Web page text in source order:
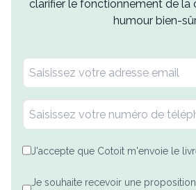
clarifier le fonctionnement de la
humour bien-
J'accepte que Cotoit m'envoie le
Je souhaite recevoir une